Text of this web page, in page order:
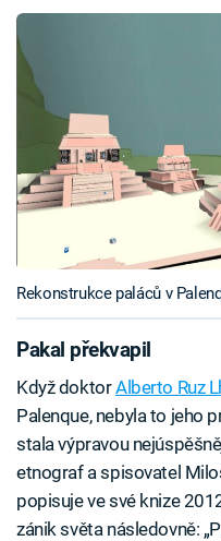
Rekonstrukce paláců v
Pakal překvapil
Když doktorAlberto Ruz
Palenque, nebyla to jeho
stala výpravou
etnograf a spisovatel
popisuje ve své knize
zánik světa následovně: